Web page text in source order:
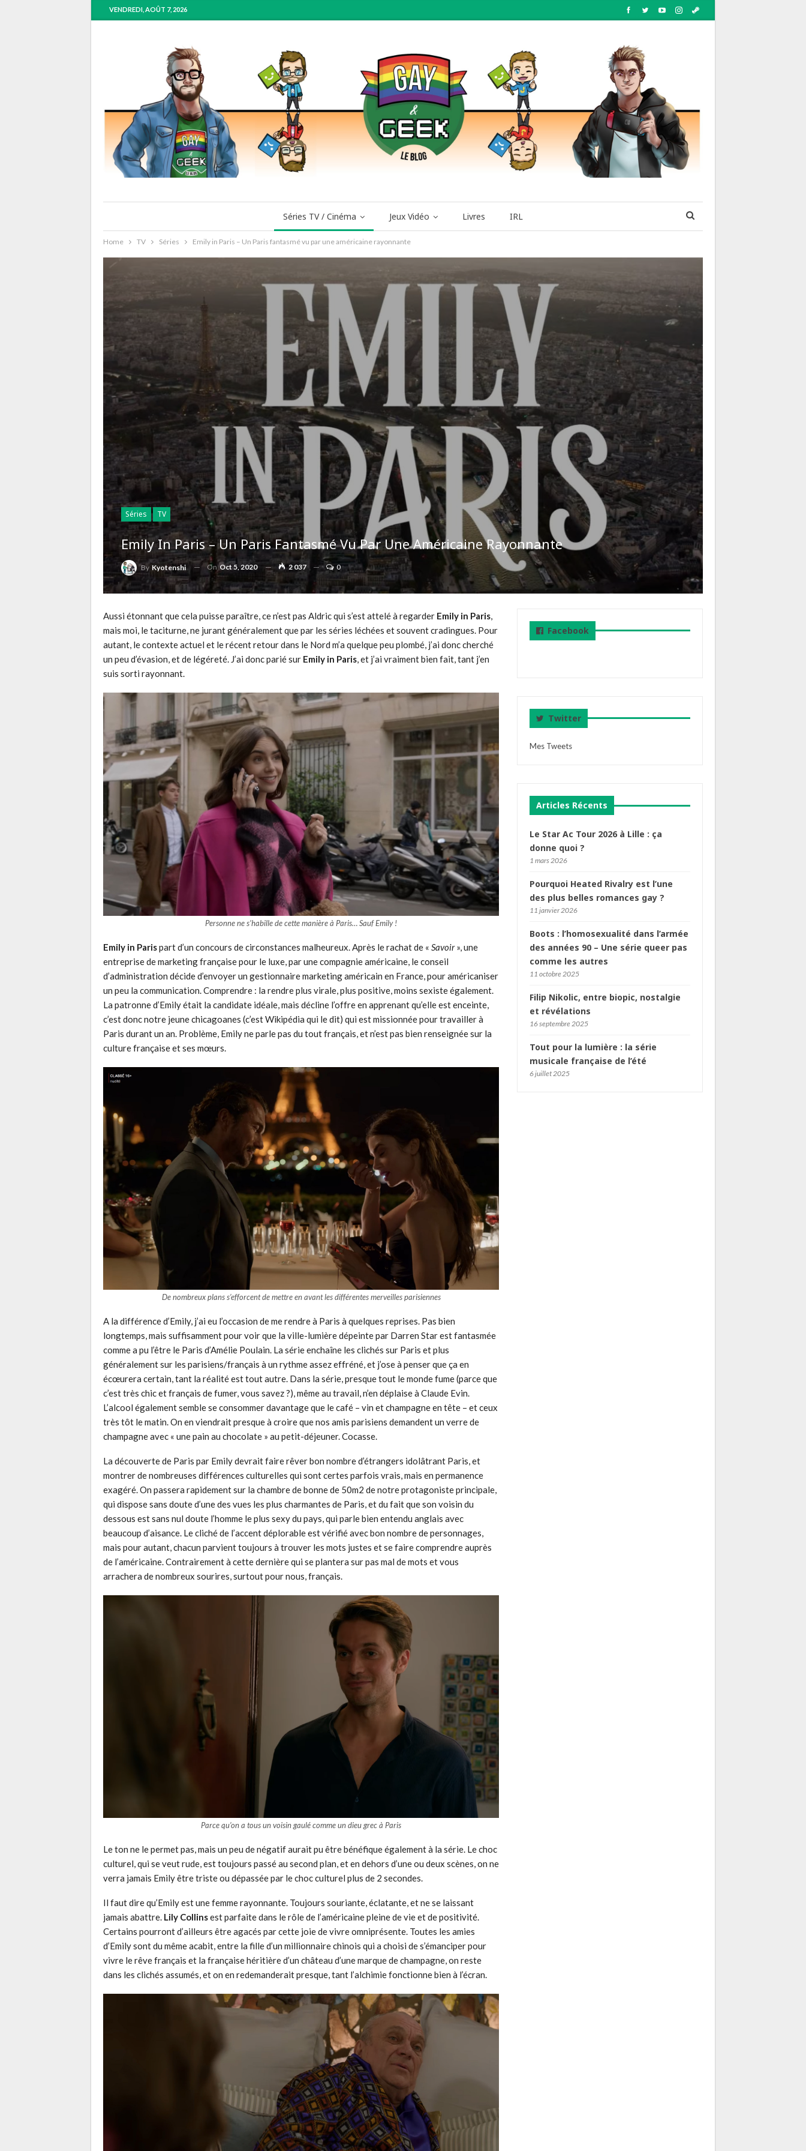
VENDREDI, AOÛT 7, 2026
Séries TV / Cinéma Jeux Vidéo Livres IRL
Home TV Séries Emily in Paris – Un Paris fantasmé vu par une américaine rayonnante
Séries TV
Emily In Paris – Un Paris Fantasmé Vu Par Une Américaine Rayonnante
By Kyotenshi OnOct 5, 2020 2 037 0
Aussi étonnant que cela puisse paraître, ce n’est pas Aldric qui s’est attelé à regarder Emily in Paris,
mais moi, le taciturne, ne jurant généralement que par les séries léchées et souvent cradingues. Pour
autant, le contexte actuel et le récent retour dans le Nord m’a quelque peu plombé, j’ai donc cherché
un peu d’évasion, et de légéreté. J’ai donc parié sur Emily in Paris, et j’ai vraiment bien fait, tant j’en
suis sorti rayonnant.
Personne ne s’habille de cette manière à Paris… Sauf Emily !
Emily in Parispart d’un concours de circonstances malheureux. Après le rachat de « Savoir», une
entreprise de marketing française pour le luxe, par une compagnie américaine, le conseil
d’administration décide d’envoyer un gestionnaire marketing américain en France, pour américaniser
un peu la communication. Comprendre : la rendre plus virale, plus positive, moins sexiste également.
La patronne d’Emily était la candidate idéale, mais décline l’offre en apprenant qu’elle est enceinte,
c’est donc notre jeune chicagoanes (c’est Wikipédia qui le dit) qui est missionnée pour travailler à
Paris durant un an. Problème, Emily ne parle pas du tout français, et n’est pas bien renseignée sur la
culture française et ses mœurs.
De nombreux plans s’efforcent de mettre en avant les différentes merveilles parisiennes
A la différence d’Emily, j’ai eu l’occasion de me rendre à Paris à quelques reprises. Pas bien
longtemps, mais suffisamment pour voir que la ville-lumière dépeinte par Darren Star est fantasmée
comme a pu l’être le Paris d’Amélie Poulain. La série enchaîne les clichés sur Paris et plus
généralement sur les parisiens/français à un rythme assez effréné, et j’ose à penser que ça en
écœurera certain, tant la réalité est tout autre. Dans la série, presque tout le monde fume (parce que
c’est très chic et français de fumer, vous savez ?), même au travail, n’en déplaise à Claude Evin.
L’alcool également semble se consommer davantage que le café – vin et champagne en tête – et ceux
très tôt le matin. On en viendrait presque à croire que nos amis parisiens demandent un verre de
champagne avec « une pain au chocolate » au petit-déjeuner. Cocasse.
La découverte de Paris par Emily devrait faire rêver bon nombre d’étrangers idolâtrant Paris, et
montrer de nombreuses différences culturelles qui sont certes parfois vrais, mais en permanence
exagéré. On passera rapidement sur la chambre de bonne de 50m2 de notre protagoniste principale,
qui dispose sans doute d’une des vues les plus charmantes de Paris, et du fait que son voisin du
dessous est sans nul doute l’homme le plus sexy du pays, qui parle bien entendu anglais avec
beaucoup d’aisance. Le cliché de l’accent déplorable est vérifié avec bon nombre de personnages,
mais pour autant, chacun parvient toujours à trouver les mots justes et se faire comprendre auprès
de l’américaine. Contrairement à cette dernière qui se plantera sur pas mal de mots et vous
arrachera de nombreux sourires, surtout pour nous, français.
Parce qu’on a tous un voisin gaulé comme un dieu grec à Paris
Le ton ne le permet pas, mais un peu de négatif aurait pu être bénéfique également à la série. Le choc
culturel, qui se veut rude, est toujours passé au second plan, et en dehors d’une ou deux scènes, on ne
verra jamais Emily être triste ou dépassée par le choc culturel plus de 2 secondes.
Il faut dire qu’Emily est une femme rayonnante. Toujours souriante, éclatante, et ne se laissant
jamais abattre. Lily Collinsest parfaite dans le rôle de l’américaine pleine de vie et de positivité.
Certains pourront d’ailleurs être agacés par cette joie de vivre omniprésente. Toutes les amies
d’Emily sont du même acabit, entre la fille d’un millionnaire chinois qui a choisi de s’émanciper pour
vivre le rêve français et la française héritière d’un château d’une marque de champagne, on reste
dans les clichés assumés, et on en redemanderait presque, tant l’alchimie fonctionne bien à l’écran.
Facebook
Twitter
Mes Tweets
Articles Récents
Le Star Ac Tour 2026 à Lille : ça
donne quoi ?
1 mars 2026
Pourquoi Heated Rivalry est l’une
des plus belles romances gay ?
11 janvier 2026
Boots : l’homosexualité dans l’armée
des années 90 – Une série queer pas
comme les autres
11 octobre 2025
Filip Nikolic, entre biopic, nostalgie
et révélations
16 septembre 2025
Tout pour la lumière : la série
musicale française de l’été
6 juillet 2025